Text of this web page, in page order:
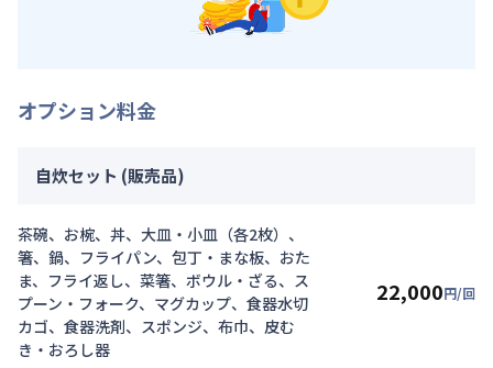
オプション料金
自炊セット (販売品)
茶碗、お椀、丼、大皿・小皿（各2枚）、
箸、鍋、フライパン、包丁・まな板、おた
ま、フライ返し、菜箸、ボウル・ざる、ス
プーン・フォーク、マグカップ、食器水切
カゴ、食器洗剤、スポンジ、布巾、皮む
き・おろし器
22,000円/回